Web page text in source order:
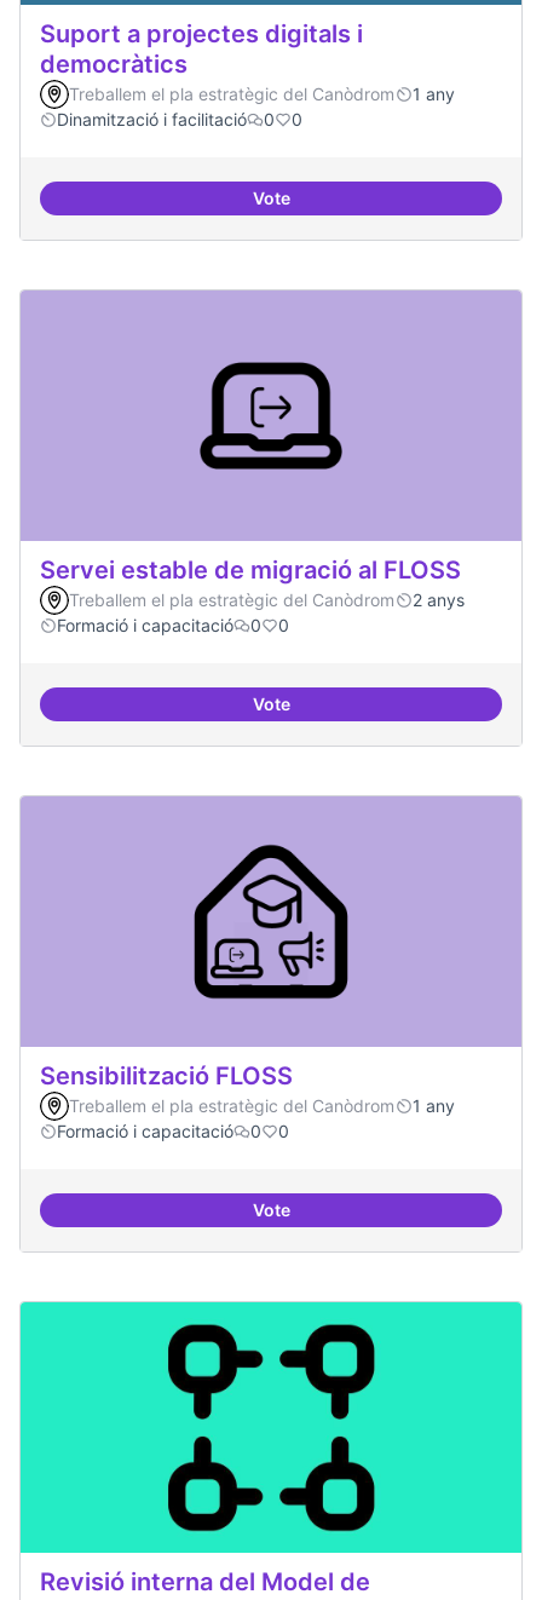
Suport a projectes digitals i
democràtics
Treballem el pla estratègic del Canòdrom
1 any
Dinamització i facilitació
0 0
VoteSuport a projectes digitals i
Servei estable de migració al FLOSS
Treballem el pla estratègic del Canòdrom
2 anys
Formació i capacitació
0 0
VoteServei estable de migració al
Sensibilització FLOSS
Treballem el pla estratègic del Canòdrom
1 any
Formació i capacitació
0 0
VoteSensibilització FLOSS
Revisió interna del Model de